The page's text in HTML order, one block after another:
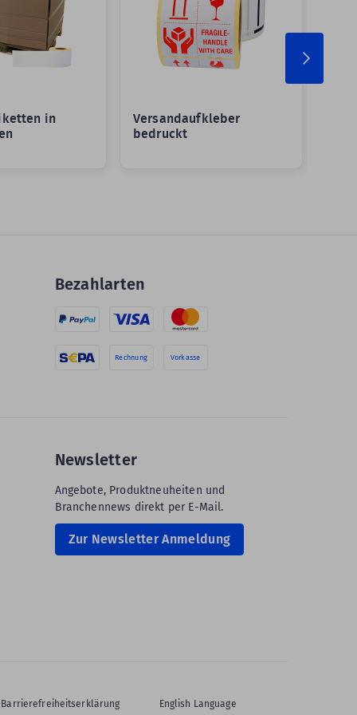
in
Versandaufkleber
bedruckt
Bezahlarten
Rechnung Vorkasse
Newsletter
Angebote, Produktneuheiten und
Branchennews direkt per E-Mail.
Zur Newsletter Anmeldung
Barrierefreiheitserklärung English Language